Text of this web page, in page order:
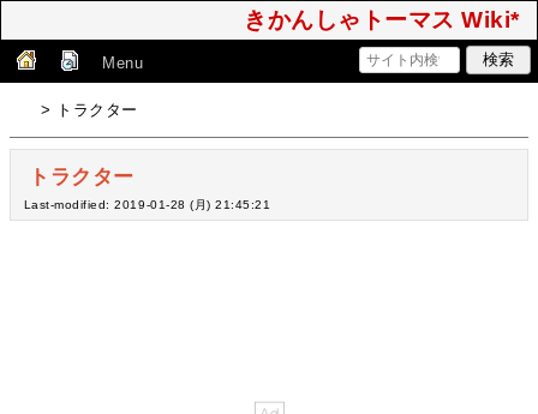
きかんしゃトーマス Wiki*
Menu
> トラクター
トラクター
Last-modified: 2019-01-28 (月) 21:45:21